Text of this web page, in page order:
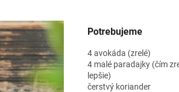
Potrebujeme
4 avokáda (zrelé)
4 malé paradajky (čím
lepšie)
čerstvý koriander